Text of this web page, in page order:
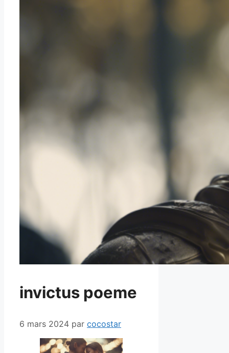
invictus poeme
6 mars 2024 par cocostar